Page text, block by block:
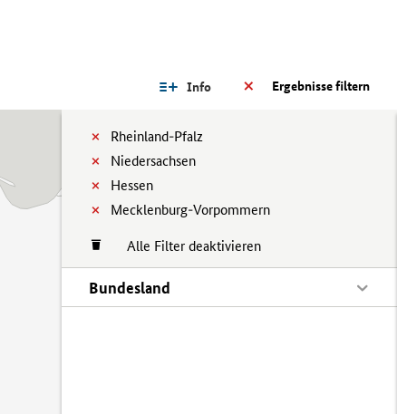
Ergebnisse filtern
Info
Rheinland-Pfalz
Niedersachsen
Hessen
Mecklenburg-Vorpommern
Alle Filter deaktivieren
Bundesland